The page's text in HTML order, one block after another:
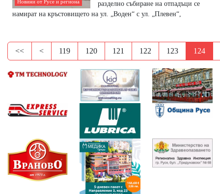
Новини от Русе и региона
разделно събиране на отпадъци се
намират на кръстовището на ул. „Воден“ с ул. „Плевен“,
<< < 119 120 121 122 123 124